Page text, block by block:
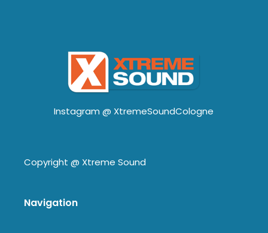
Instagram @ XtremeSoundCologne
Copyright @ Xtreme Sound
Navigation